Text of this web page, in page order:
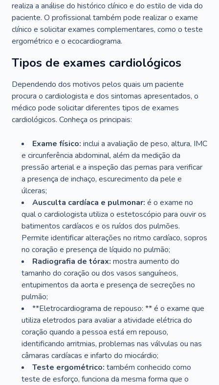
realiza a análise do histórico clínico e do estilo de vida do
paciente. O profissional também pode realizar o exame
clínico e solicitar exames complementares, como o teste
ergométrico e o ecocardiograma.
Tipos de exames cardiológicos
Dependendo dos motivos pelos quais um paciente
procura o cardiologista e dos sintomas apresentados, o
médico pode solicitar diferentes tipos de exames
cardiológicos. Conheça os principais:
Exame físico: inclui a avaliação de peso, altura, IMC
e circunferência abdominal, além da medição da
pressão arterial e a inspeção das pernas para verificar
a presença de inchaço, escurecimento da pele e
úlceras;
Ausculta cardíaca e pulmonar: é o exame no
qual o cardiologista utiliza o estetoscópio para ouvir os
batimentos cardíacos e os ruídos dos pulmões.
Permite identificar alterações no ritmo cardíaco, sopros
no coração e presença de líquido no pulmão;
Radiografia de tórax: mostra aumento do
tamanho do coração ou dos vasos sanguíneos,
entupimentos da aorta e presença de secreções no
pulmão;
**Eletrocardiograma de repouso: ** é o exame que
utiliza eletrodos para avaliar a atividade elétrica do
coração quando a pessoa está em repouso,
identificando arritmias, problemas nas válvulas ou nas
câmaras cardíacas e infarto do miocárdio;
Teste ergométrico: também conhecido como
teste de esforço, funciona da mesma forma que o